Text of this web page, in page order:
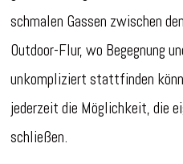
schmalen Gassen zwischen
Outdoor-Flur, wo Begegnung
unkompliziert stattfinden
jederzeit die Möglichkeit, die
schließen.